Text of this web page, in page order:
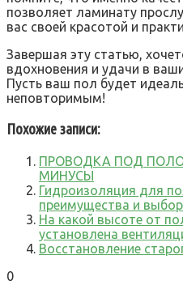
позволяет ламинату
вас своей красотой и
Завершая эту статью,
вдохновения и удачи в
Пусть ваш пол будет
неповторимым!
Похожие записи:
ПРОВОДКА ПОД
МИНУСЫ
Гидроизоляция для
преимущества и
На какой высоте от
установлена
Восстановление
0